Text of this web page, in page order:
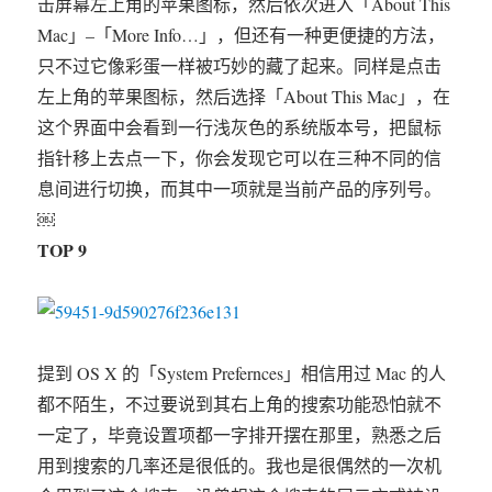
Mac」–「More Info…」，但还有一种更便捷的方法，
只不过它像彩蛋一样被巧妙的藏了起来。同样是点击
左上角的苹果图标，然后选择「About This Mac」，在
这个界面中会看到一行浅灰色的系统版本号，把鼠标
指针移上去点一下，你会发现它可以在三种不同的信
息间进行切换，而其中一项就是当前产品的序列号。
￼
TOP 9
提到 OS X 的「System Prefernces」相信用过 Mac 的人
都不陌生，不过要说到其右上角的搜索功能恐怕就不
一定了，毕竟设置项都一字排开摆在那里，熟悉之后
用到搜索的几率还是很低的。我也是很偶然的一次机